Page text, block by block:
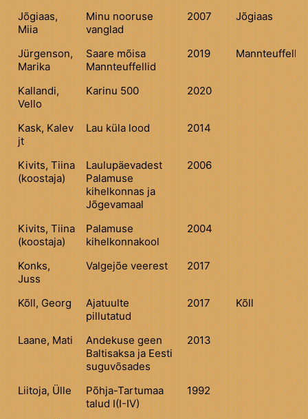
Jõgiaas,
Miia
Minu nooruse
vanglad
2007 Jõgiaas
Jürgenson,
Marika
Saare mõisa
Mannteuffellid
2019 Mannteuffell
Kallandi,
Vello
Karinu 500 2020
Kask, Kalev
jt
Lau küla lood 2014
Kivits, Tiina
(koostaja)
Laulupäevadest
Palamuse
kihelkonnas ja
Jõgevamaal
2006
Kivits, Tiina
(koostaja)
Palamuse
kihelkonnakool
2004
Konks,
Juss
Valgejõe veerest 2017
Kõll, Georg
Ajatuulte
pillutatud
2017 Kõll
Laane, Mati
Andekuse geen
Baltisaksa ja Eesti
suguvõsades
2013
Liitoja, Ülle
Põhja-Tartumaa
talud I(I-IV)
1992